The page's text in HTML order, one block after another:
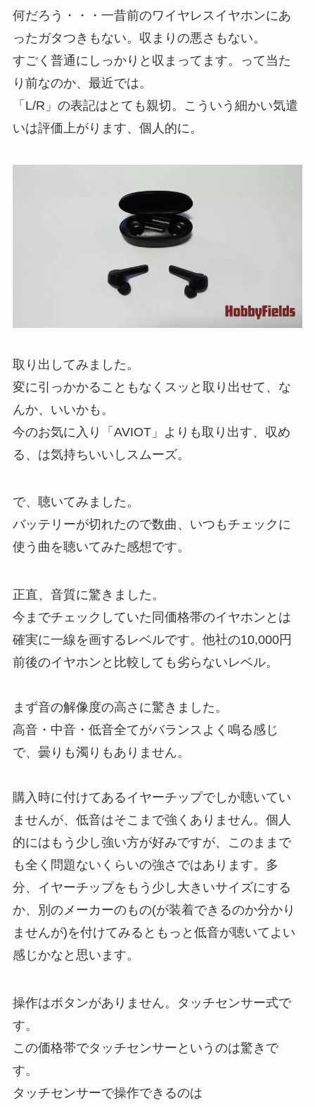
何だろう・・・一昔前のワイヤレスイヤホンにあ
ったガタつきもない。収まりの悪さもない。
すごく普通にしっかりと収まってます。って当た
り前なのか、最近では。
「L/R」の表記はとても親切。こういう細かい気遣
いは評価上がります、個人的に。
取り出してみました。
変に引っかかることもなくスッと取り出せて、な
んか、いいかも。
今のお気に入り「AVIOT」よりも取り出す、収め
る、は気持ちいいしスムーズ。
で、聴いてみました。
バッテリーが切れたので数曲、いつもチェックに
使う曲を聴いてみた感想です。
正直、音質に驚きました。
今までチェックしていた同価格帯のイヤホンとは
確実に一線を画するレベルです。他社の10,000円
前後のイヤホンと比較しても劣らないレベル。
まず音の解像度の高さに驚きました。
高音・中音・低音全てがバランスよく鳴る感じ
で、曇りも濁りもありません。
購入時に付けてあるイヤーチップでしか聴いてい
ませんが、低音はそこまで強くありません。個人
的にはもう少し強い方が好みですが、このままで
も全く問題ないくらいの強さではあります。多
分、イヤーチップをもう少し大きいサイズにする
か、別のメーカーのもの(が装着できるのか分かり
ませんが)を付けてみるともっと低音が聴いてよい
感じかなと思います。
操作はボタンがありません。タッチセンサー式で
す。
この価格帯でタッチセンサーというのは驚きで
す。
タッチセンサーで操作できるのは